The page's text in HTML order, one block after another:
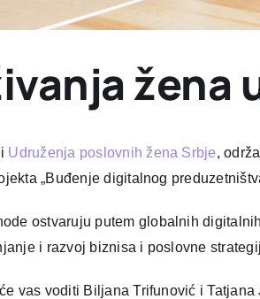
žena
i Udruženja poslovnih žena Srbje,
„Buđenje digitalnog
ostvaruju putem globalnih
i razvoj biznisa i poslovne
vas voditi Biljana Trifunović i